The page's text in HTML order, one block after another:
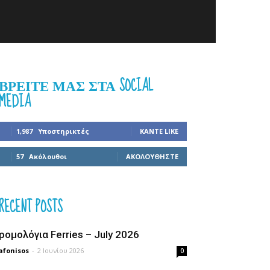
ΜΑΣ ΣΤΑ SOCIAL
1,987 Υποστηρικτές ΚΆΝΤΕ LIKE
57 Ακόλουθοι ΑΚΟΛΟΥΘΉΣΤΕ
POSTS
Ferries – July 2026
- 2 Ιουνίου 2026 0